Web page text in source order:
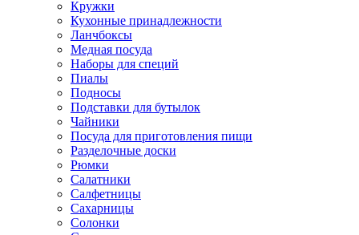
Кружки
Кухонные принадлежности
Ланчбоксы
Медная посуда
Наборы для специй
Пиалы
Подносы
Подставки для бутылок
Чайники
Посуда для приготовления пищи
Разделочные доски
Рюмки
Салатники
Салфетницы
Сахарницы
Солонки